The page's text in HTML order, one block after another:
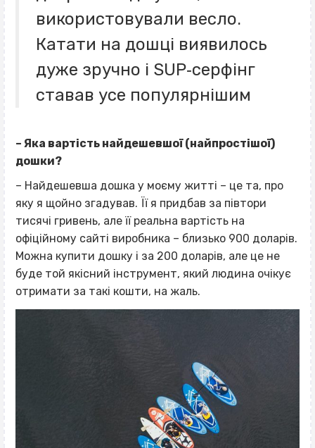
використовували весло.
Катати на дошці виявилось
дуже зручно і SUP‐серфінг
ставав усе популярнішим
– Яка вартість найдешевшої (найпростішої)
дошки?
– Найдешевша дошка у моєму житті – це та, про
яку я щойно згадував. Її я придбав за півтори
тисячі гривень, але її реальна вартість на
офіційному сайті виробника – близько 900 доларів.
Можна купити дошку і за 200 доларів, але це не
буде той якісний інструмент, який людина очікує
отримати за такі кошти, на жаль.